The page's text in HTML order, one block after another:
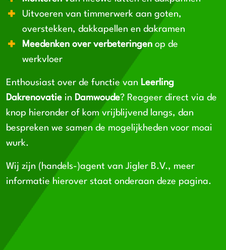
Uitvoeren van timmerwerk aan goten,
overstekken, dakkapellen en dakramen
Meedenken over verbeteringen op de
werkvloer
Enthousiast over de functie van Leerling
Dakrenovatie in Damwoude? Reageer direct via de
knop hieronder of kom vrijblijvend langs, dan
bespreken we samen de mogelijkheden voor moai
wurk.
Wij zijn (handels-)agent van Jigler B.V., meer
informatie hierover staat onderaan deze pagina.